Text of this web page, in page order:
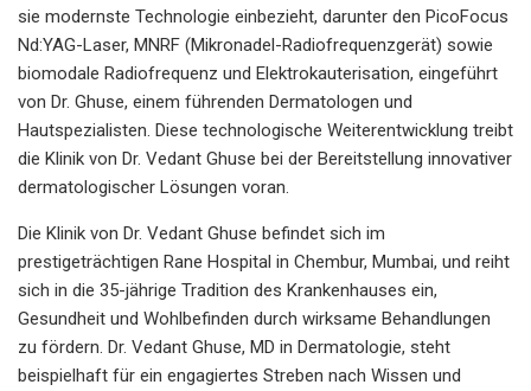
sie modernste Technologie einbezieht, darunter den PicoFocus
Nd:YAG-Laser, MNRF (Mikronadel-Radiofrequenzgerät) sowie
biomodale Radiofrequenz und Elektrokauterisation, eingeführt
von Dr. Ghuse, einem führenden Dermatologen und
Hautspezialisten. Diese technologische Weiterentwicklung treibt
die Klinik von Dr. Vedant Ghuse bei der Bereitstellung innovativer
dermatologischer Lösungen voran.
Die Klinik von Dr. Vedant Ghuse befindet sich im
prestigeträchtigen Rane Hospital in Chembur, Mumbai, und reiht
sich in die 35-jährige Tradition des Krankenhauses ein,
Gesundheit und Wohlbefinden durch wirksame Behandlungen
zu fördern. Dr. Vedant Ghuse, MD in Dermatologie, steht
beispielhaft für ein engagiertes Streben nach Wissen und